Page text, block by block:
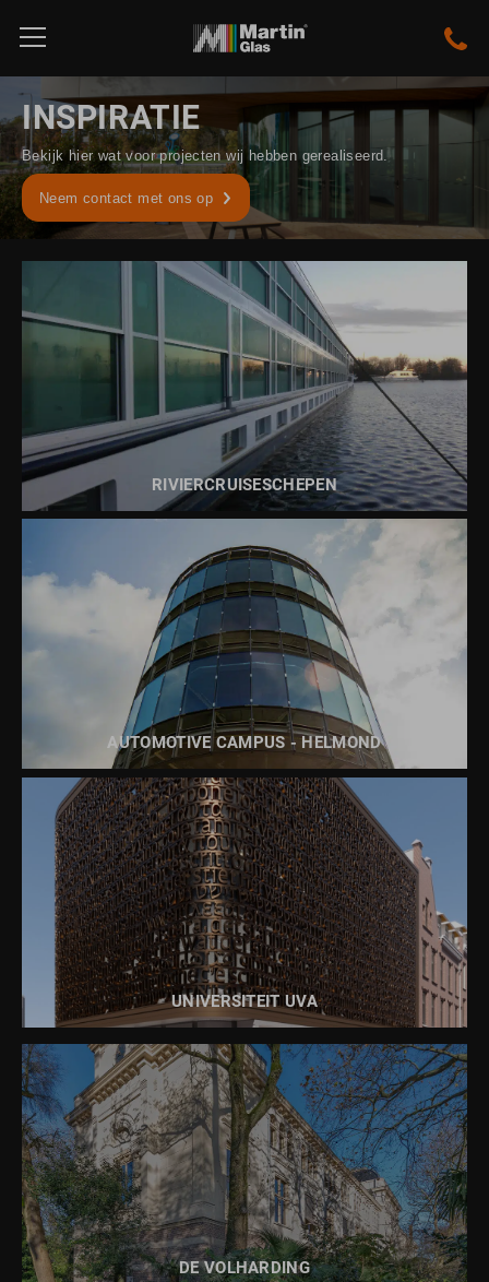
INSPIRATIE
Bekijk hier wat voor projecten wij hebben gerealiseerd.
Neem contact met ons op
RIVIERCRUISESCHEPEN
BEKIJK DIT PROJECT
AUTOMOTIVE CAMPUS - HELMOND
BEKIJK DIT PROJECT
UNIVERSITEIT UVA
BEKIJK DIT PROJECT
DE VOLHARDING
BEKIJK DIT PROJECT